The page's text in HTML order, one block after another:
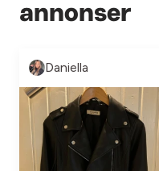
annonser
Daniella